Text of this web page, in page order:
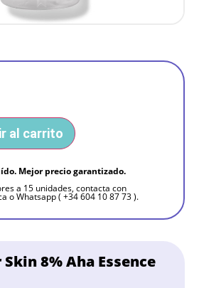
8% Aha Essence
al carrito
Mejor precio garantizado.
a 15 unidades, contacta con
o Whatsapp ( +34 604 10 87 73 ).